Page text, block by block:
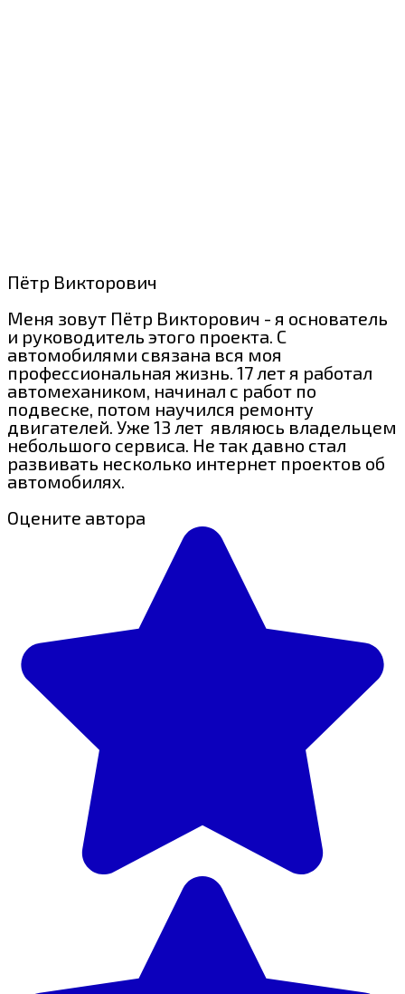
Пётр Викторович
Меня зовут Пётр Викторович - я основатель
и руководитель этого проекта. С
автомобилями связана вся моя
профессиональная жизнь. 17 лет я работал
автомехаником, начинал с работ по
подвеске, потом научился ремонту
двигателей. Уже 13 лет являюсь владельцем
небольшого сервиса. Не так давно стал
развивать несколько интернет проектов об
автомобилях.
Оцените автора